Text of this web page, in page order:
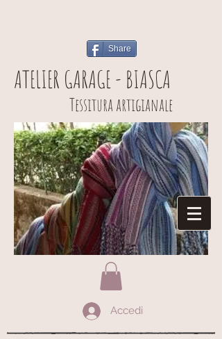
Share
ATELIER GARAGE - BIASCA
Tessitura artigianale
Accedi